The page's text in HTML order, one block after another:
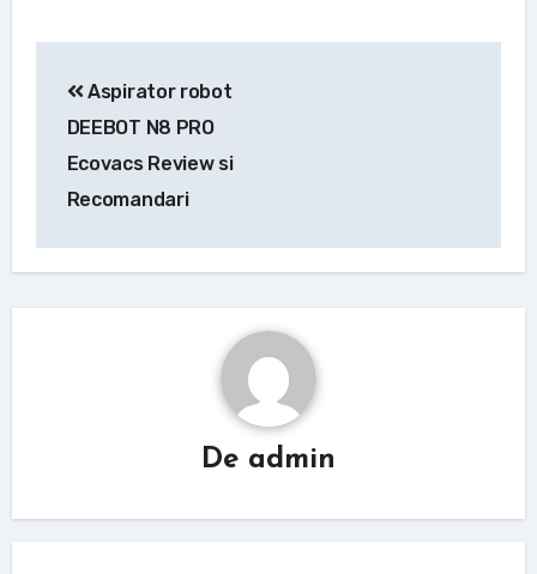
articole
Aspirator robot
DEEBOT N8 PRO
Ecovacs Review si
Recomandari
De admin